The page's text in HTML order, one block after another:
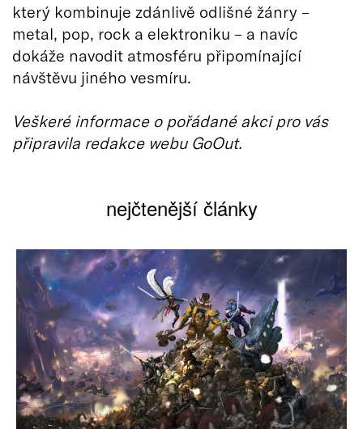
který kombinuje zdánlivě odlišné žánry –
metal, pop, rock a elektroniku – a navíc
dokáže navodit atmosféru připomínající
návštěvu jiného vesmíru.
Veškeré informace o pořádané akci pro vás
připravila redakce webu GoOut.
nejčtenější články